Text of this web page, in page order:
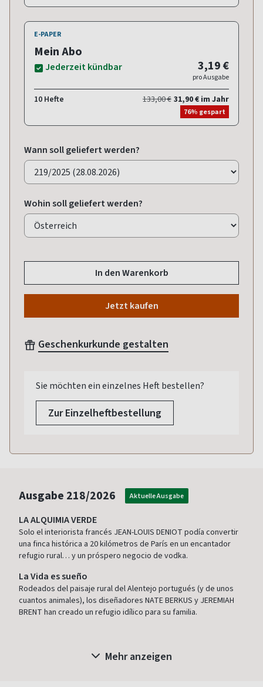
E-PAPER
Mein Abo
Jederzeit kündbar 3,19 €
pro Ausgabe
10 Hefte 133,00 € 31,90 € im Jahr
76% gespart
Wann soll geliefert werden?
Wohin soll geliefert werden?
In den Warenkorb
Jetzt kaufen
Geschenkurkunde gestalten
Sie möchten ein einzelnes Heft bestellen?
Zur Einzelheftbestellung
Ausgabe 218/2026 Aktuelle Ausgabe
LA ALQUIMIA VERDE
Solo el interiorista francés JEAN-LOUIS DENIOT podía convertir
una finca histórica a 20 kilómetros de París en un encantador
refugio rural… y un próspero negocio de vodka.
La Vida es sueño
Rodeados del paisaje rural del Alentejo portugués (y de unos
cuantos animales), los diseñadores NATE BERKUS y JEREMIAH
BRENT han creado un refugio idílico para su familia.
Mehr anzeigen